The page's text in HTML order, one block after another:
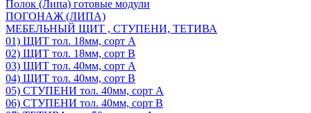
Полок (Липа) готовые модули
ПОГОНАЖ (ЛИПА)
МЕБЕЛЬНЫЙ ЩИТ , СТУПЕНИ, ТЕТИВА
01) ЩИТ тол. 18мм, сорт А
02) ЩИТ тол. 18мм, сорт В
03) ЩИТ тол. 40мм, сорт А
04) ЩИТ тол. 40мм, сорт В
05) СТУПЕНИ тол. 40мм, сорт А
06) СТУПЕНИ тол. 40мм, сорт В